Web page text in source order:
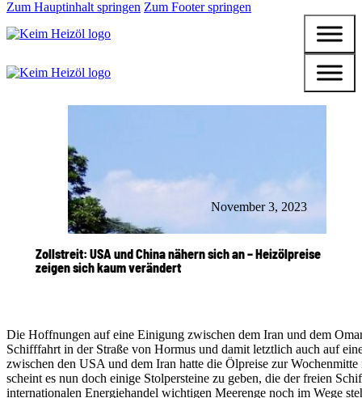
Zum Hauptinhalt springen Zum Footer springen
Zollstreit: USA und China nähern sich an – Heizölpreise
zeigen sich kaum verändert
November 3, 2023
Die Hoffnungen auf eine Einigung zwischen dem Iran und dem
Schifffahrt in der Straße von Hormus und damit letztlich auch auf
zwischen den USA und dem Iran hatte die Ölpreise zur
scheint es nun doch einige Stolpersteine zu geben, die der freien
internationalen Energiehandel wichtigen Meerenge noch im Wege